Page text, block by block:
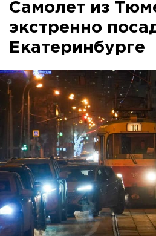
Самолет из
экстренно
Екатеринбурге